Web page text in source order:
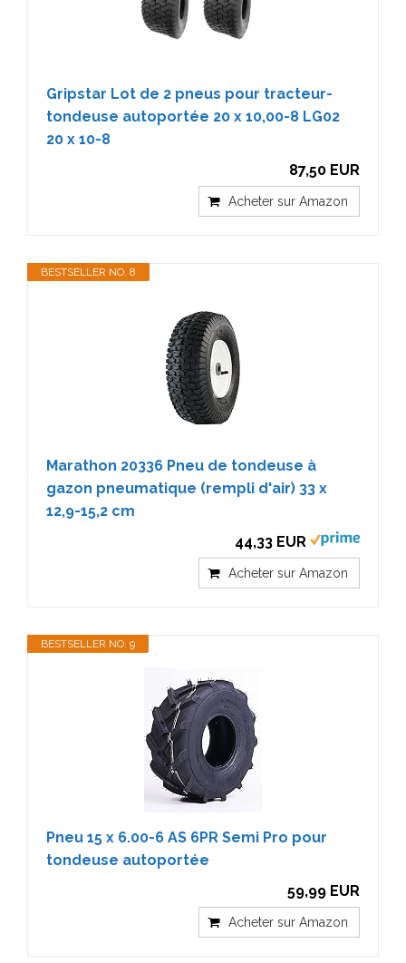
Gripstar Lot de 2 pneus pour tracteur-
tondeuse autoportée 20 x 10,00-8 LG02
20 x 10-8
87,50 EUR
Acheter sur Amazon
BESTSELLER NO. 8
Marathon 20336 Pneu de tondeuse à
gazon pneumatique (rempli d'air) 33 x
12,9-15,2 cm
44,33 EUR
Acheter sur Amazon
BESTSELLER NO. 9
Pneu 15 x 6.00-6 AS 6PR Semi Pro pour
tondeuse autoportée
59,99 EUR
Acheter sur Amazon